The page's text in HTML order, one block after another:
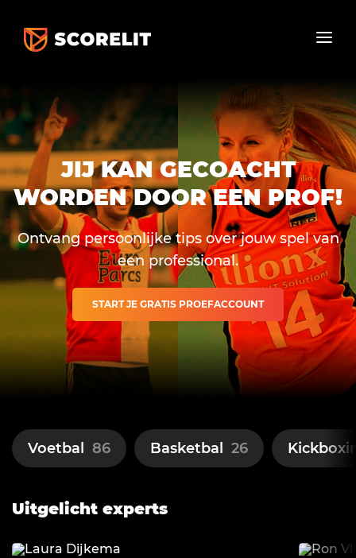
JIJ KAN GECOACHT
WORDEN DOOR EEN PROF!
Ontvang persoonlijke tips over jouw spel van
een professional.
START JE GRATIS PROEFACCOUNT
Voetbal 86 Basketbal 26
Uitgelicht experts